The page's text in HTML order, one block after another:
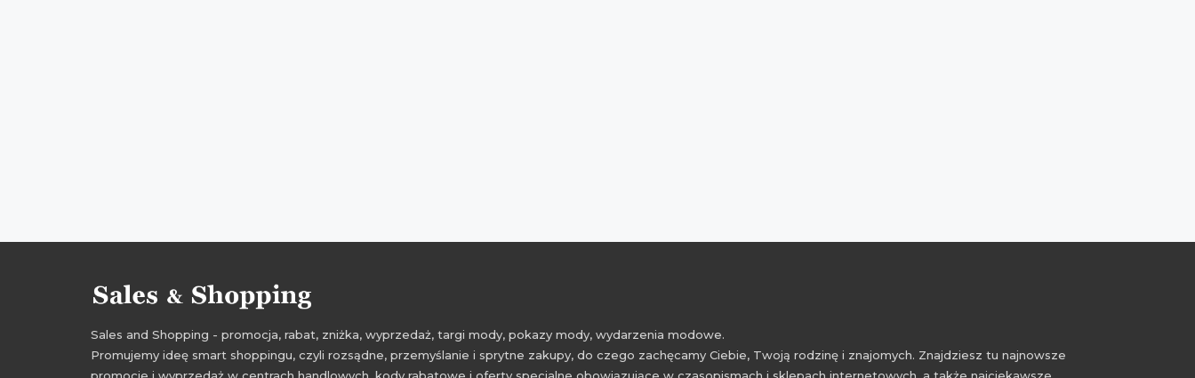
Sales and Shopping - promocja, rabat, zniżka, wyprzedaż, targi mody, pokazy mody, wydarzenia modowe.
Promujemy ideę smart shoppingu, czyli rozsądne, przemyślanie i sprytne zakupy, do czego zachęcamy Ciebie, Twoją rodzinę i znajomych. Znajdziesz tu najnowsze
promocje i wyprzedaż w centrach handlowych, kody rabatowe i oferty specjalne obowiązujące w czasopismach i sklepach internetowych, a także najciekawsze